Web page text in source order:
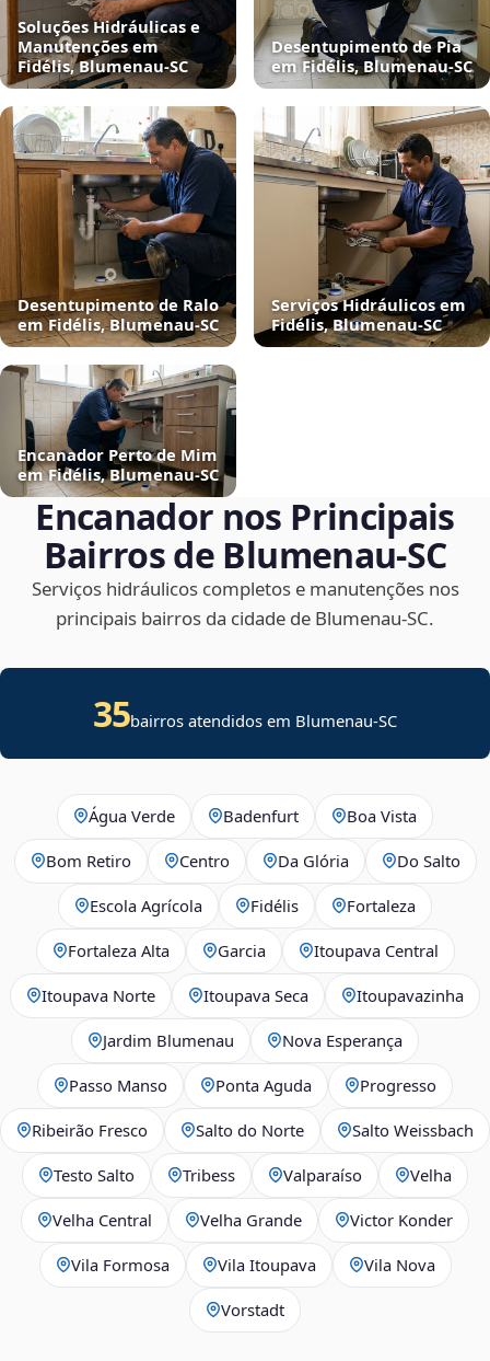
Soluções Hidráulicas e
Manutenções em
Fidélis, Blumenau‑SC
Desentupimento de Pia
em Fidélis, Blumenau‑SC
Desentupimento de Ralo
em Fidélis, Blumenau‑SC
Serviços Hidráulicos em
Fidélis, Blumenau‑SC
Encanador Perto de Mim
em Fidélis, Blumenau‑SC
Encanador nos Principais
Bairros de Blumenau‑SC
Serviços hidráulicos completos e manutenções nos
principais bairros da cidade de Blumenau‑SC.
35bairros atendidos em Blumenau-SC
Água Verde Badenfurt Boa Vista
Bom Retiro Centro Da Glória Do Salto
Escola Agrícola Fidélis Fortaleza
Fortaleza Alta Garcia Itoupava Central
Itoupava Norte Itoupava Seca Itoupavazinha
Jardim Blumenau Nova Esperança
Passo Manso Ponta Aguda Progresso
Ribeirão Fresco Salto do Norte Salto Weissbach
Testo Salto Tribess Valparaíso Velha
Velha Central Velha Grande Victor Konder
Vila Formosa Vila Itoupava Vila Nova
Vorstadt